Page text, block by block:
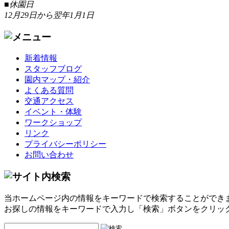
■休園日
12月29日から翌年1月1日
新着情報
スタッフブログ
園内マップ・紹介
よくある質問
交通アクセス
イベント・体験
ワークショップ
リンク
プライバシーポリシー
お問い合わせ
当ホームページ内の情報をキーワードで検索することができ
お探しの情報をキーワードで入力し「検索」ボタンをクリッ